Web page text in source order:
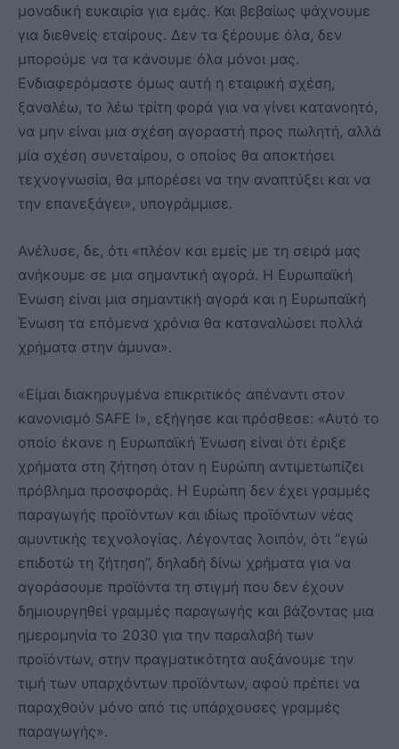
μοναδική ευκαιρία για εμάς. Και βεβαίως ψάχνουμε
για διεθνείς εταίρους. Δεν τα ξέρουμε όλα, δεν
μπορούμε να τα κάνουμε όλα μόνοι μας.
Ενδιαφερόμαστε όμως αυτή η εταιρική σχέση,
ξαναλέω, το λέω τρίτη φορά για να γίνει κατανοητό,
να μην είναι μια σχέση αγοραστή προς πωλητή, αλλά
μία σχέση συνεταίρου, ο οποίος θα αποκτήσει
τεχνογνωσία, θα μπορέσει να την αναπτύξει και να
την επανεξάγει», υπογράμμισε.
Ανέλυσε, δε, ότι «πλέον και εμείς με τη σειρά μας
ανήκουμε σε μια σημαντική αγορά. Η Ευρωπαϊκή
Ένωση είναι μια σημαντική αγορά και η Ευρωπαϊκή
Ένωση τα επόμενα χρόνια θα καταναλώσει πολλά
χρήματα στην άμυνα».
«Είμαι διακηρυγμένα επικριτικός απέναντι στον
κανονισμό SAFE Ι», εξήγησε και πρόσθεσε: «Αυτό το
οποίο έκανε η Ευρωπαϊκή Ένωση είναι ότι έριξε
χρήματα στη ζήτηση όταν η Ευρώπη αντιμετωπίζει
πρόβλημα προσφοράς. Η Ευρώπη δεν έχει γραμμές
παραγωγής προϊόντων και ιδίως προϊόντων νέας
αμυντικής τεχνολογίας. Λέγοντας λοιπόν, ότι “εγώ
επιδοτώ τη ζήτηση”, δηλαδή δίνω χρήματα για να
αγοράσουμε προϊόντα τη στιγμή που δεν έχουν
δημιουργηθεί γραμμές παραγωγής και βάζοντας μια
ημερομηνία το 2030 για την παραλαβή των
προϊόντων, στην πραγματικότητα αυξάνουμε την
τιμή των υπαρχόντων προϊόντων, αφού πρέπει να
παραχθούν μόνο από τις υπάρχουσες γραμμές
παραγωγής».